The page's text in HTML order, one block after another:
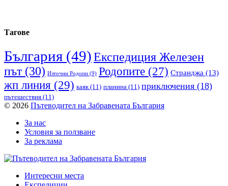
Тагове
България (49)Експедиция Железен
път(30) Източни Родопи (9) Родопите (27) Странджа (13)
жп линия (29) каяк(11) планина (11) приключения (18)
пътешествия (11)
© 2026 Пътеводител на Забравената България
За нас
Условия за ползване
За реклама
Интересни места